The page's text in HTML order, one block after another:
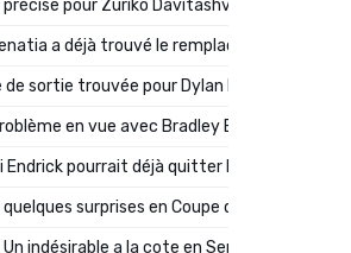
pour Zuriko Davitashvili
a déjà trouvé le remplaçant de Robinio
de sortie trouvée pour Dylan Batubinsika
en vue avec Bradley Barcola ?
Endrick pourrait déjà quitter Lyon en janvier
surprises en Coupe de France
indésirable a la cote en Serie A